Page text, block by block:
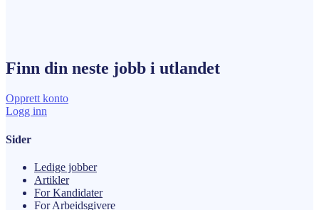
Finn din neste jobb i utlandet
Opprett konto
Logg inn
Sider
Ledige jobber
Artikler
For Kandidater
For Arbeidsgivere